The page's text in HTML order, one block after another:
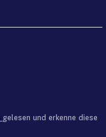
gelesen und erkenne diese